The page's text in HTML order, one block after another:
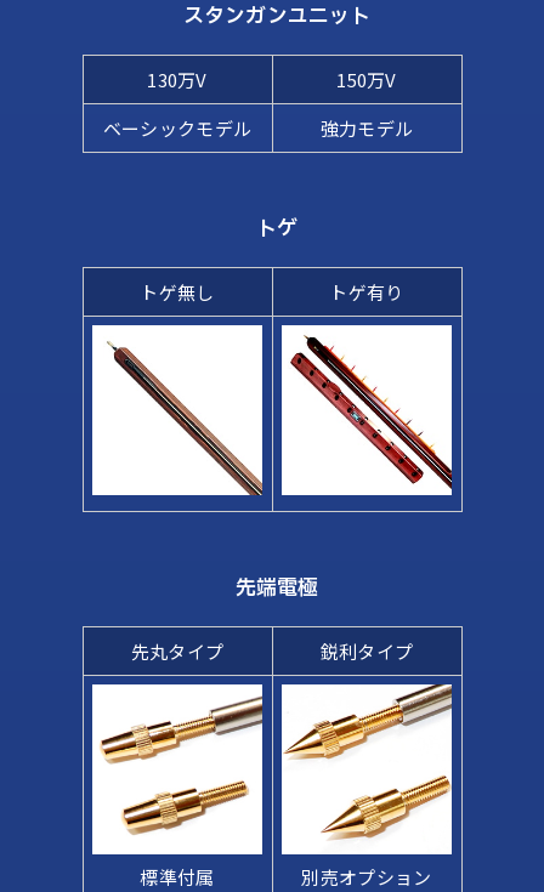
スタンガンユニット
130万V
150万V
ベーシックモデル
強力モデル
トゲ
トゲ無し トゲ有り
先端電極
先丸タイプ 鋭利タイプ
標準付属 別売オプション